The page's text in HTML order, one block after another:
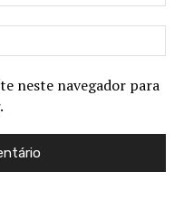
neste navegador para